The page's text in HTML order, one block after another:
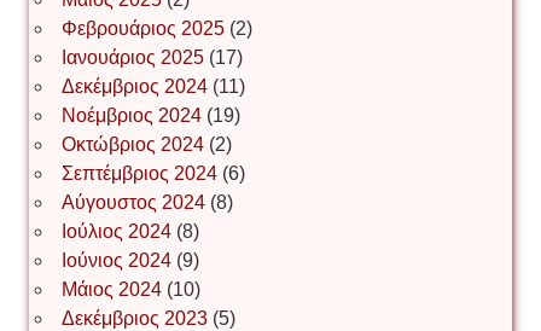
Ιωάννης Σ. Παπαφλωράτος
ΝΙΚΟΣ ΓΑΤΟΣ
Νίκος Λυγερός
Φεβρουάριος 2025(2)
Ιανουάριος 2025(17)
Δεκέμβριος 2024(11)
Νοέμβριος 2024(19)
Οκτώβριος 2024(2)
Σεπτέμβριος 2024(6)
Αύγουστος 2024(8)
Ιούλιος 2024(8)
Ιούνιος 2024(9)
Μάιος 2024(10)
Δεκέμβριος 2023(5)